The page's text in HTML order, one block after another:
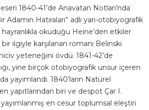
1840-41’de Anavatan Notları’nda
Adamın Hatıraları” adlı yarı-otobiyografik
hayranlıkla okuduğu Heine’den etkiler
ilgiyle karşılanan romanı Belinski
yeteneğini övdü. 1841-42’de
yine birçok otobiyografik unsur içeren
yayımlandı. 1840’ların Natürel
yapıtlarından biri ve despot Çar I.
en cesur toplumsal eleştiri